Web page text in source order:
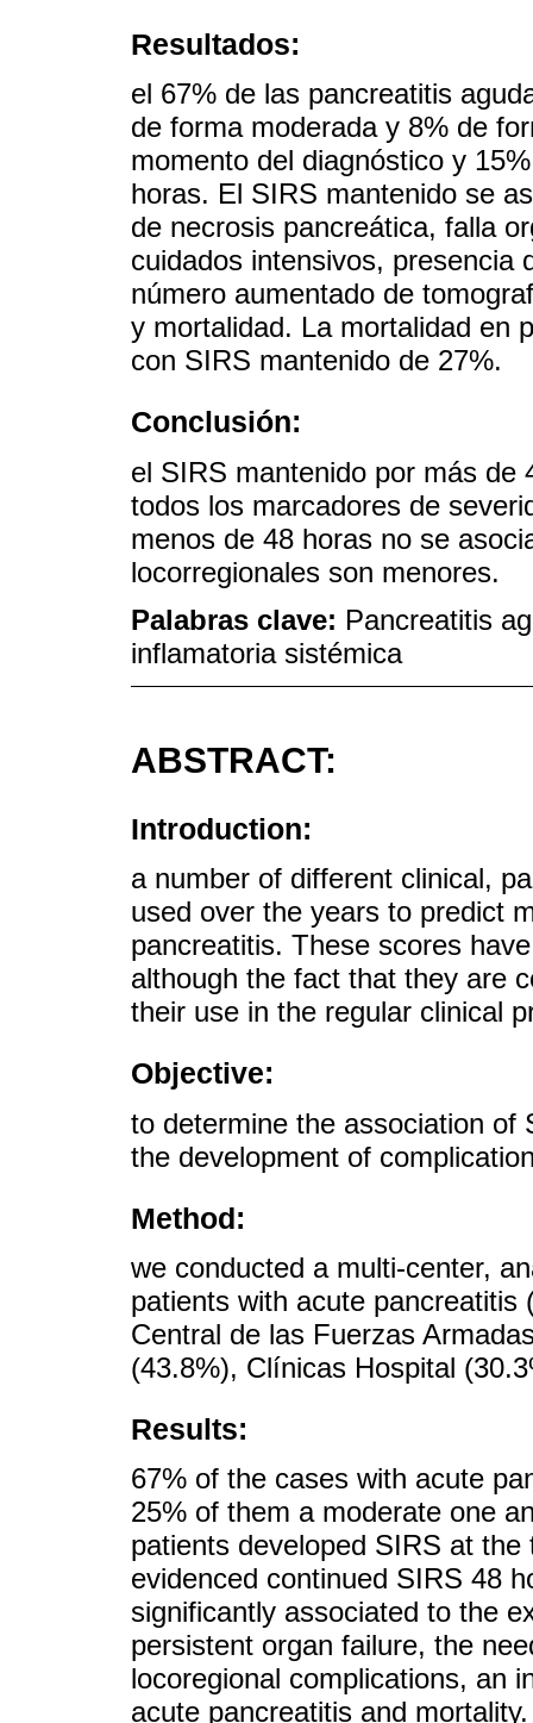
Resultados:
el 67% de las pancreatitis
de forma moderada y 8% de
momento del diagnóstico y
horas. El SIRS mantenido se
de necrosis pancreática, falla
cuidados intensivos, presencia
número aumentado de
y mortalidad. La mortalidad en
con SIRS mantenido de 27%.
Conclusión:
el SIRS mantenido por más de
todos los marcadores de
menos de 48 horas no se
locorregionales son menores.
Palabras clave: Pancreatitis
inflamatoria sistémica
ABSTRACT:
Introduction:
a number of different clinical,
used over the years to predict
pancreatitis. These scores
although the fact that they are
their use in the regular clinical
Objective:
to determine the association of
the development of
Method:
we conducted a multi-center,
patients with acute pancreatitis
Central de las Fuerzas
(43.8%), Clínicas Hospital
Results:
67% of the cases with acute
25% of them a moderate one
patients developed SIRS at
evidenced continued SIRS 48
significantly associated to the
persistent organ failure, the
locoregional complications, an
acute pancreatitis and